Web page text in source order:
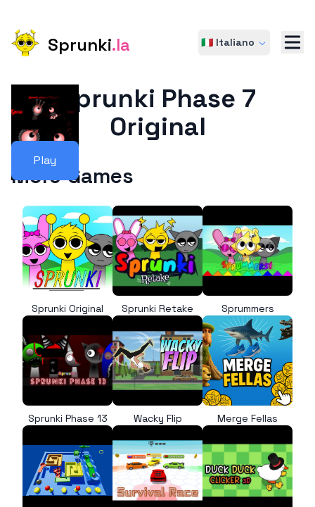
Sprunki.la 🇮🇹 Italiano
Play
Sprunki Phase 7
Original
More Games
Sprunki Original Sprunki Retake Sprummers
Sprunki Phase 13 Wacky Flip Merge Fellas